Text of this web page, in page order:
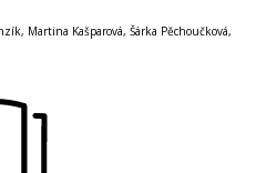
Martina Kašparová, Šárka Pěchoučková,